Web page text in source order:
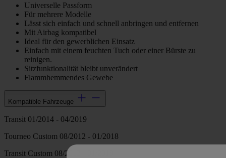
Universelle Passform
Für mehrere Modelle
Lässt sich einfach und schnell anbringen und entfernen
Mit Airbag kompatibel
Ideal für den gewerblichen Einsatz
Einfach mit einem feuchten Tuch oder einer Bürste zu
reinigen.
Sitzfunktionalität bleibt unverändert
Flammhemmendes Gewebe
Kompatible Fahrzeuge
Transit 01/2014 - 04/2019
Tourneo Custom 08/2012 - 01/2018
Transit Custom 08/2012 - 01/2018